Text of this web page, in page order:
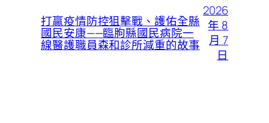
打贏疫情防控狙擊戰、護佑全縣
國民安康——臨朐縣國民病院一
線醫護職員森和診所減重的故事
2026
年 8
月 7
日